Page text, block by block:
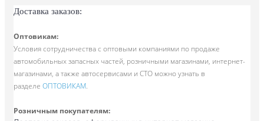
Доставка заказов:
Оптовикам:
Условия сотрудничества с оптовыми компаниями по продаже
автомобильных запасных частей, розничными магазинами, интернет-
магазинами, а также автосервисами и СТО можно узнать в
разделе ОПТОВИКАМ.
Розничным покупателям: